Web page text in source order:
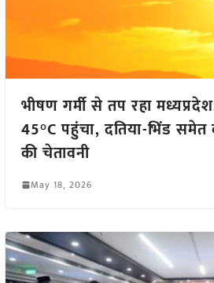
भीषण गर्मी से तप रहा
45°C पहुंचा, दतिया-भिंड समेत
की चेतावनी
May 18, 2026